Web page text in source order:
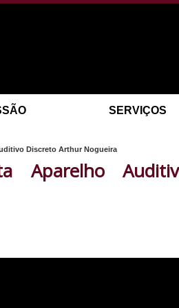
SERVIÇOS
Discreto Arthur Nogueira
Aparelho